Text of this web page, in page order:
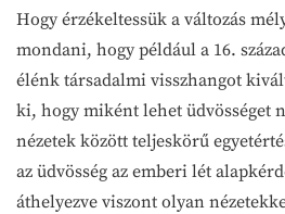
Hogy érzékeltessük a változás
mondani, hogy például a 16.
élénk társadalmi visszhangot
ki, hogy miként lehet üdvösséget
nézetek között teljeskörű
az üdvösség az emberi lét
áthelyezve viszont olyan